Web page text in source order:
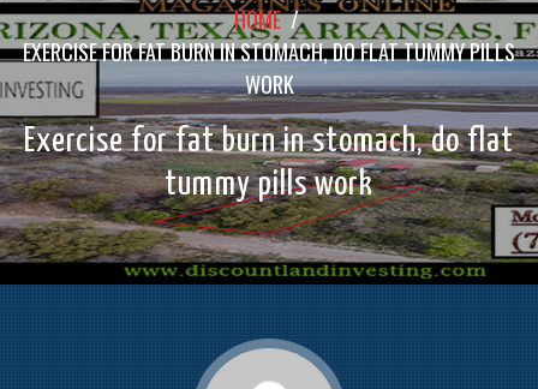
HOME/
EXERCISE FOR FAT BURN IN STOMACH, DO FLAT TUMMY PILLS
WORK
Exercise for fat burn in stomach, do flat
tummy pills work